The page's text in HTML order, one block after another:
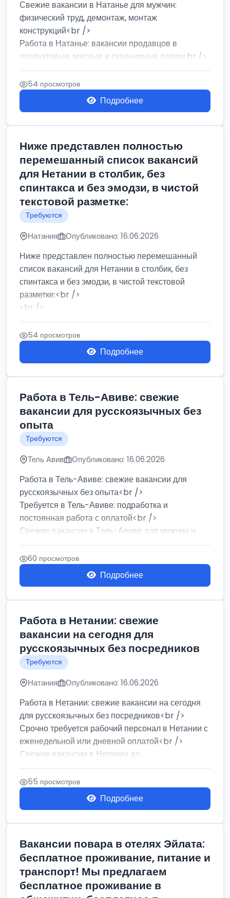
Свежие вакансии в Натанье для мужчин:
физический труд, демонтаж, монтаж
конструкций<br />
Работа в Натанье: вакансии продавцов в
продуктовые, мясные и сувенирные лавки<br />
Разнорабочий на сборку м...
54 просмотров
Подробнее
Ниже представлен полностью
перемешанный список вакансий
для Нетании в столбик, без
спинтакса и без эмодзи, в чистой
текстовой разметке:
Требуются
Натания Опубликовано: 16.06.2026
Ниже представлен полностью перемешанный
список вакансий для Нетании в столбик, без
спинтакса и без эмодзи, в чистой текстовой
разметке:<br />
<br />
Работа в Нетании на мебельном производстве:
требу...
54 просмотров
Подробнее
Работа в Тель-Авиве: свежие
вакансии для русскоязычных без
опыта
Требуются
Тель Авив Опубликовано: 16.06.2026
Работа в Тель-Авиве: свежие вакансии для
русскоязычных без опыта<br />
Требуется в Тель-Авиве: подработка и
постоянная работа с оплатой<br />
Свежие вакансии в Тель-Авиве для мужчин и
женщин от хозя...
60 просмотров
Подробнее
Работа в Нетании: свежие
вакансии на сегодня для
русскоязычных без посредников
Требуются
Натания Опубликовано: 16.06.2026
Работа в Нетании: свежие вакансии на сегодня
для русскоязычных без посредников<br />
Срочно требуется рабочий персонал в Нетании с
еженедельной или дневной оплатой<br />
Свежие вакансии в Нетании дл...
55 просмотров
Подробнее
Вакансии повара в отелях Эйлата:
бесплатное проживание, питание и
транспорт! Мы предлагаем
бесплатное проживание в